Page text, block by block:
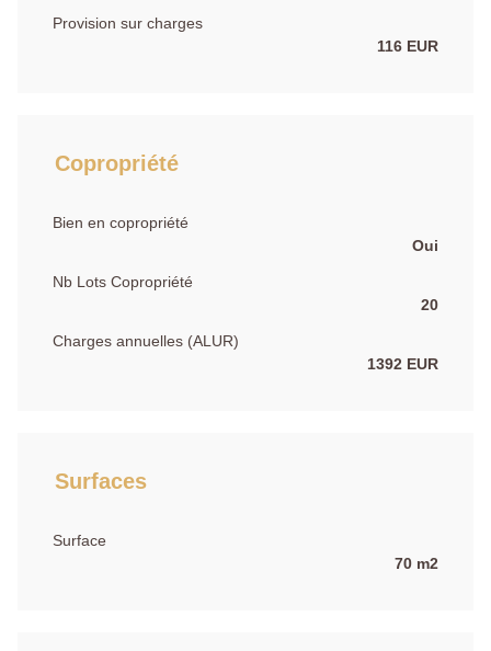
Provision sur charges
116 EUR
Copropriété
Bien en copropriété
Oui
Nb Lots Copropriété
20
Charges annuelles (ALUR)
1392 EUR
Surfaces
Surface
70 m2